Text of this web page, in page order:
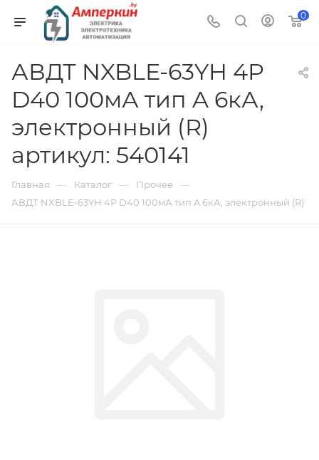
0
АВДТ NXBLE-63YH 4P
D40 100мА тип A 6кА,
электронный (R)
артикул: 540141
Главная — Каталог — Прочее —
АВДТ NXBLE-63YH 4P D40 100мА тип A 6кА, электронный (R)